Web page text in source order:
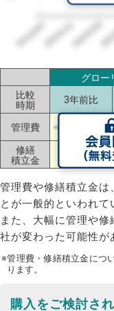
2023/072023/112024/03
グロー
比較
時期
3年前比
管理費 -4円（-1%）
修繕
積立金
+84円
（+39%）
管理費や修繕積立金は
とが一般的といわれて
また、大幅に管理や
社が変わった可能性が
※管理費・修繕積立金につ
ります。
購入をご検討さ